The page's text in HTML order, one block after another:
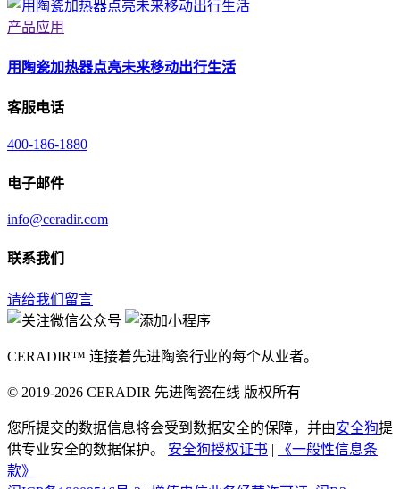
产品应用
用陶瓷加热器点亮未来移动出行生活
客服电话
400-186-1880
电子邮件
info@ceradir.com
联系我们
请给我们留言
CERADIR™ 连接着先进陶瓷行业的每个从业者。
© 2019-2026 CERADIR 先进陶瓷在线 版权所有
您所提交的数据信息将会受到数据安全的保障，并由安全狗提
供专业安全的数据保护。 安全狗授权证书 |
《一般性信息条
款》